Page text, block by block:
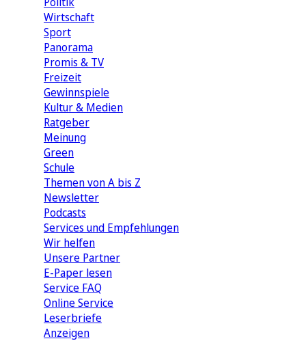
Wirtschaft
Sport
Panorama
Promis & TV
Freizeit
Gewinnspiele
Kultur & Medien
Ratgeber
Meinung
Green
Schule
Themen von A bis Z
Newsletter
Podcasts
Services und Empfehlungen
Wir helfen
Unsere Partner
E-Paper lesen
Service FAQ
Online Service
Leserbriefe
Anzeigen